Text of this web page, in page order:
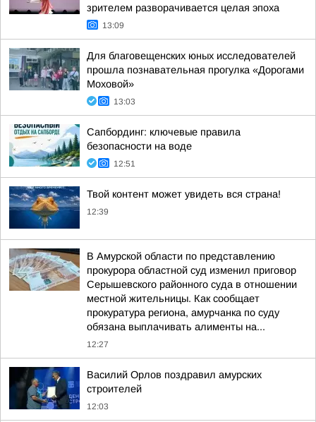
зрителем разворачивается целая эпоха
13:09
Для благовещенских юных исследователей
прошла познавательная прогулка «Дорогами
Моховой»
13:03
Сапбординг: ключевые правила
безопасности на воде
12:51
Твой контент может увидеть вся страна!
12:39
В Амурской области по представлению
прокурора областной суд изменил приговор
Серышевского районного суда в отношении
местной жительницы. Как сообщает
прокуратура региона, амурчанка по суду
обязана выплачивать алименты на...
12:27
Василий Орлов поздравил амурских
строителей
12:03